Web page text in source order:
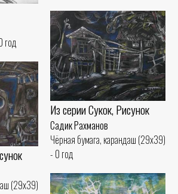
год
Из серии Сукок, Рисунок
Садик Рахманов
Чёрная бумага, карандаш (29x39)
- 0 год
(29x39)